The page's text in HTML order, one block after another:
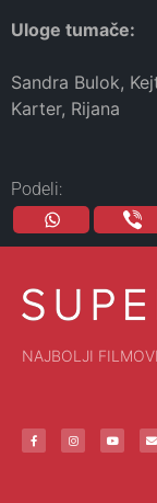
Uloge tumače:
Sandra Bulok,
Karter, Rijana
Podeli:
NAJBOLJI